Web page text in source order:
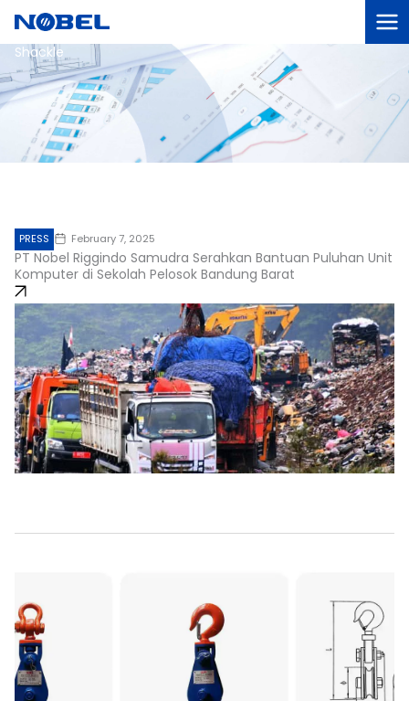
konten
Shackle
PRESS February 7, 2025
PT Nobel Riggindo Samudra Serahkan Bantuan Puluhan Unit
Komputer di Sekolah Pelosok Bandung Barat